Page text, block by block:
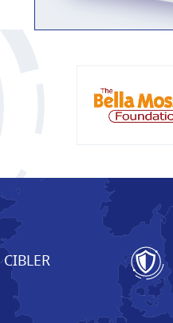
CIBLER